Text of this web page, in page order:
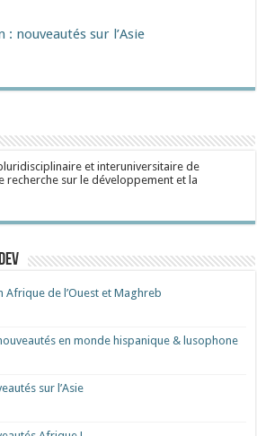
: nouveautés sur l’Asie
et interuniversitaire de
recherche sur le développement et la
Afrique de l’Ouest et Maghreb
en monde hispanique & lusophone
sur l’Asie